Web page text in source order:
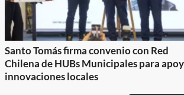
Santo Tomás firma convenio con Red
Chilena de HUBs Municipales para
innovaciones locales